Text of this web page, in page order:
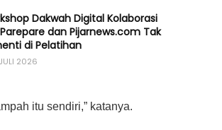
Dakwah Digital Kolaborasi
Parepare dan Pijarnews.com Tak
di Pelatihan
2026
itu sendiri,” katanya.